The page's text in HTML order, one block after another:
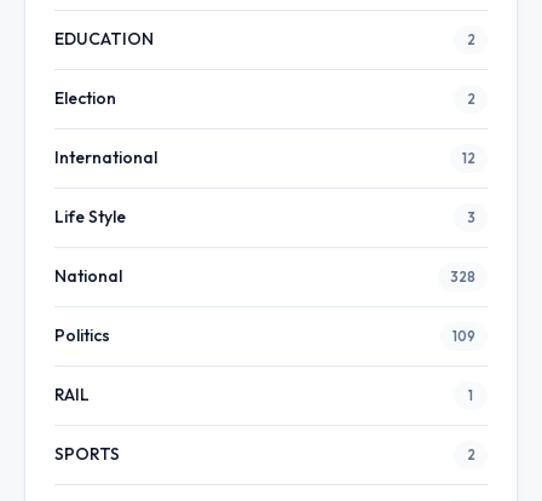
EDUCATION 2
Election 2
International 12
Life Style 3
National 328
Politics 109
RAIL 1
SPORTS 2